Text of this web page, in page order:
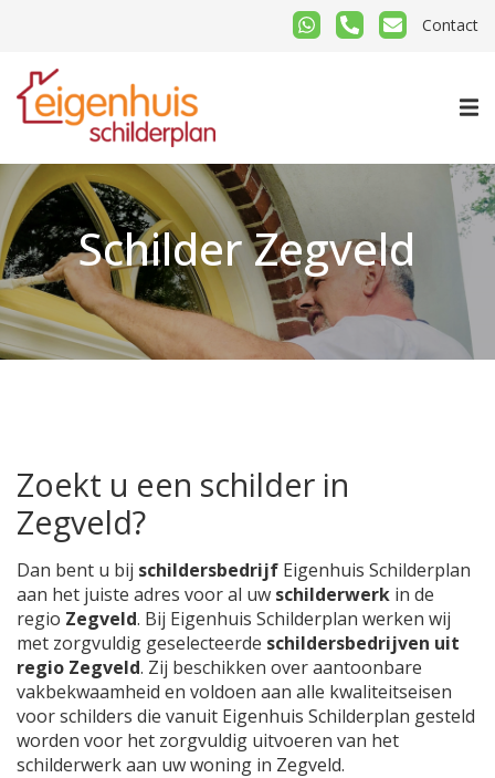
Contact
Schilder Zegveld
Zoekt u een schilder in
Zegveld?
Dan bent u bij schildersbedrijf Eigenhuis Schilderplan
aan het juiste adres voor al uw schilderwerk in de
regio Zegveld. Bij Eigenhuis Schilderplan werken wij
met zorgvuldig geselecteerde schildersbedrijven uit
regio Zegveld. Zij beschikken over aantoonbare
vakbekwaamheid en voldoen aan alle kwaliteitseisen
voor schilders die vanuit Eigenhuis Schilderplan gesteld
worden voor het zorgvuldig uitvoeren van het
schilderwerk aan uw woning in Zegveld.